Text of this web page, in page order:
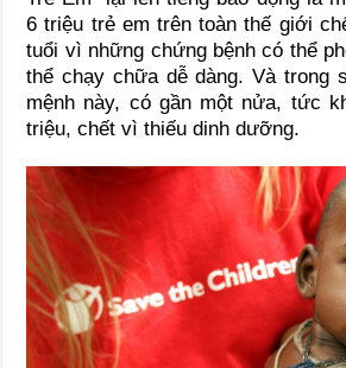
6 triệu trẻ em trên toàn thế giới
tuổi vì những chứng bệnh có thể
thể chạy chữa dễ dàng. Và trong
mệnh này, có gần một nửa, tức
triệu, chết vì thiếu dinh dưỡng.